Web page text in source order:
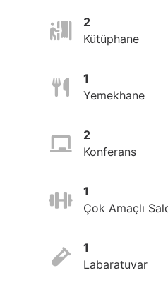
2
Kütüphane
1
Yemekhane
2
Konferans
1
Çok Amaçlı
1
Labaratuvar